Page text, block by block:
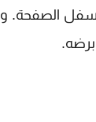
الصفحة.